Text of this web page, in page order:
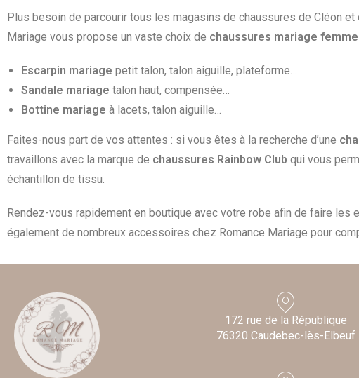
Plus besoin de parcourir tous les magasins de chaussures de Cléon et
Mariage vous propose un vaste choix de chaussures mariage femme
Escarpin mariage petit talon, talon aiguille, plateforme…
Sandale mariage talon haut, compensée…
Bottine mariage à lacets, talon aiguille…
Faites-nous part de vos attentes : si vous êtes à la recherche d’une
travaillons avec la marque de chaussures Rainbow Club qui vous
échantillon de tissu.
Rendez-vous rapidement en boutique avec votre robe afin de faire
également de nombreux accessoires chez Romance Mariage pour
172 rue de la République
76320 Caudebec-lès-Elbeuf